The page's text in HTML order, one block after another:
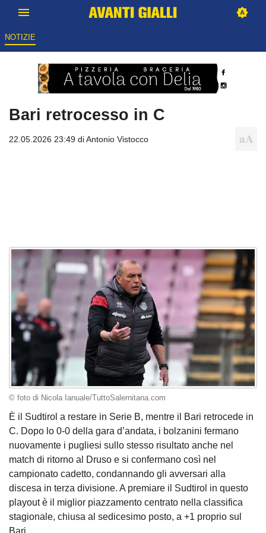
NOTIZIE
Bari retrocesso in C
22.05.2026 23:49 diAntonio Vistocco
© foto di Nicola Ianuale/TuttoSalernitana.com
È il Sudtirol a restare in Serie B, mentre il Bari retrocede in
C. Dopo lo 0-0 della gara d’andata, i bolzanini fermano
nuovamente i pugliesi sullo stesso risultato anche nel
match di ritorno al Druso e si confermano così nel
campionato cadetto, condannando gli avversari alla
discesa in terza divisione. A premiare il Sudtirol in questo
playout è il miglior piazzamento centrato nella classifica
stagionale, chiusa al sedicesimo posto, a +1 proprio sul
Bari.